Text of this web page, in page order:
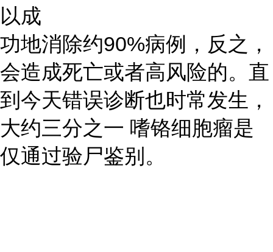
以成
功地消除约90%病例，反之，
会造成死亡或者高风险的。直
到今天错误诊断也时常发生，
大约三分之一 嗜铬细胞瘤是
仅通过验尸鉴别。